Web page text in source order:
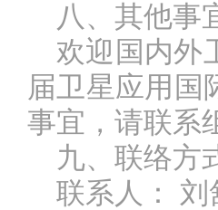
八、其他事
欢迎国内外
届卫星应用国
事宜，请联系
九、联络方
联系人：
刘